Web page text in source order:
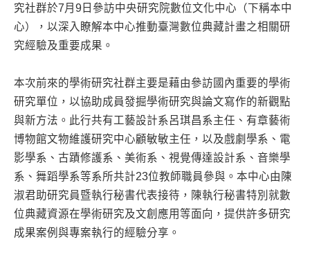
究社群於7月9日參訪中央研究院數位文化中心（下稱本中
心），以深入瞭解本中心推動臺灣數位典藏計畫之相關研
究經驗及重要成果。
本次前來的學術研究社群主要是藉由參訪國內重要的學術
研究單位，以協助成員發掘學術研究與論文寫作的新觀點
與新方法。此行共有工藝設計系呂琪昌系主任、有章藝術
博物館文物維護研究中心顧敏敏主任，以及戲劇學系、電
影學系、古蹟修護系、美術系、視覺傳達設計系、音樂學
系、舞蹈學系等系所共計23位教師職員參與。本中心由陳
淑君助研究員暨執行秘書代表接待，陳執行秘書特別就數
位典藏資源在學術研究及文創應用等面向，提供許多研究
成果案例與專案執行的經驗分享。